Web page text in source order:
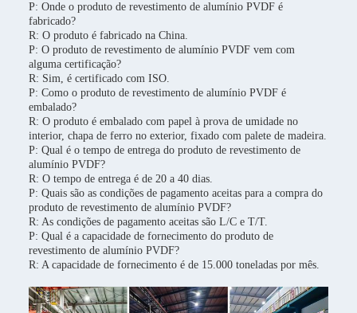
P: Onde o produto de revestimento de alumínio PVDF é
fabricado?
R: O produto é fabricado na China.
P: O produto de revestimento de alumínio PVDF vem com
alguma certificação?
R: Sim, é certificado com ISO.
P: Como o produto de revestimento de alumínio PVDF é
embalado?
R: O produto é embalado com papel à prova de umidade no
interior, chapa de ferro no exterior, fixado com palete de madeira.
P: Qual é o tempo de entrega do produto de revestimento de
alumínio PVDF?
R: O tempo de entrega é de 20 a 40 dias.
P: Quais são as condições de pagamento aceitas para a compra do
produto de revestimento de alumínio PVDF?
R: As condições de pagamento aceitas são L/C e T/T.
P: Qual é a capacidade de fornecimento do produto de
revestimento de alumínio PVDF?
R: A capacidade de fornecimento é de 15.000 toneladas por mês.